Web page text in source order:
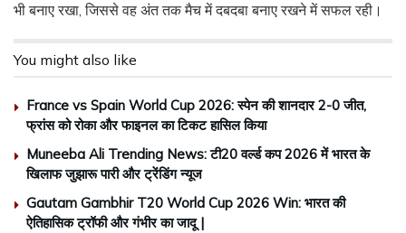
भी बनाए रखा, जिससे वह अंत तक मैच में दबदबा बनाए रखने में सफल रही।
You might also like
France vs Spain World Cup 2026: स्पेन की शानदार 2-0 जीत,
फ्रांस को रोका और फाइनल का टिकट हासिल किया
Muneeba Ali Trending News: टी20 वर्ल्ड कप 2026 में भारत के
खिलाफ जुझारू पारी और ट्रेंडिंग न्यूज
Gautam Gambhir T20 World Cup 2026 Win: भारत की
ऐतिहासिक ट्रॉफी और गंभीर का जादू |